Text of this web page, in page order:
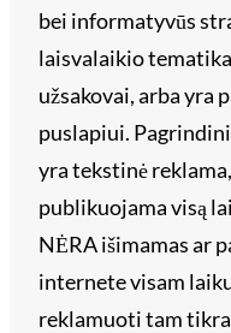
bei informatyvūs
laisvalaikio
užsakovai, arba yra
puslapiui.
yra tekstinė
publikuojama visą
NĖRA išimamas ar
internete visam
reklamuoti tam